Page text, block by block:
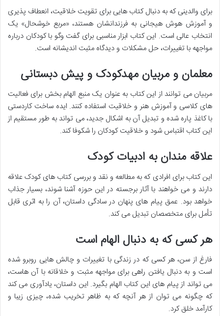
برای والدینی که به دنبال کتاب هایی برای تقویت خلاقیت، انعطاف پذیری
و آموزش هوش هیجانی به فرزندانشان هستند، «مربع خوشحال» یک
انتخاب عالی است. این کتاب ابزار مناسبی برای گفت وگو با کودکان درباره
مواجهه با تغییرات، حل مشکلات و دیدگاه مثبت اندیشانه است.
معلمان و مربیان مهدکودک و پیش دبستانی
مربیان می توانند از این کتاب به عنوان یک منبع الهام بخش برای فعالیت
های کلاسی و آموزش هنر و خلاقیت استفاده کنند. ایده ساخت کاردستی
با کاغذ پاره شده و تبدیل آن به اشکال جدید، می تواند به طور مستقیم از
این کتاب اقتباس شود و خلاقیت کودکان را شکوفا کند.
علاقه مندان به ادبیات کودک
این کتاب برای افرادی که به مطالعه و نقد و بررسی کتاب های کودک علاقه
دارند و می خواهند با آثار برجسته در این حوزه آشنا شوند، بسیار جذاب
خواهد بود. عمق پیام های پنهان در سادگی داستان، آن را به اثری قابل
تأمل برای متخصصان تبدیل می کند.
هر کسی که به دنبال الهام است
فارغ از سن، هر کسی که در زندگی با تغییرات و چالش هایی روبرو شده
است و به دنبال یافتن راهی برای مواجهه مثبت و خلاقانه با آن هاست،
می تواند از پیام های این کتاب الهام بگیرد. این داستان، یادآوری می کند
که چگونه می توان از هر آنچه که به ظاهر تخریب شده، چیزی زیبا و
کارآمد خلق کرد.